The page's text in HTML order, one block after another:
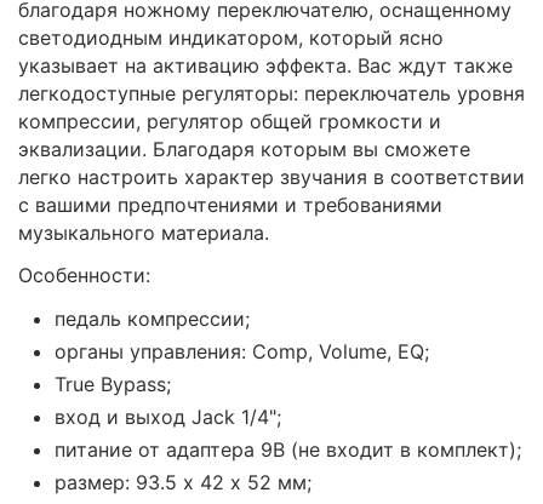
благодаря ножному переключателю, оснащенному
светодиодным индикатором, который ясно
указывает на активацию эффекта. Вас ждут также
легкодоступные регуляторы: переключатель уровня
компрессии, регулятор общей громкости и
эквализации. Благодаря которым вы сможете
легко настроить характер звучания в соответствии
с вашими предпочтениями и требованиями
музыкального материала.
Особенности:
педаль компрессии;
органы управления: Comp, Volume, EQ;
True Bypass;
вход и выход Jack 1/4";
питание от адаптера 9В (не входит в комплект);
размер: 93.5 х 42 х 52 мм;